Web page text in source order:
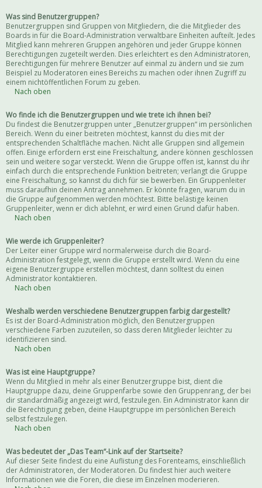
Was sind Benutzergruppen?
Benutzergruppen sind Gruppen von Mitgliedern, die die Mitglieder des
Boards in für die Board-Administration verwaltbare Einheiten aufteilt. Jedes
Mitglied kann mehreren Gruppen angehören und jeder Gruppe können
Berechtigungen zugeteilt werden. Dies erleichtert es den Administratoren,
Berechtigungen für mehrere Benutzer auf einmal zu ändern und sie zum
Beispiel zu Moderatoren eines Bereichs zu machen oder ihnen Zugriff zu
einem nichtöffentlichen Forum zu geben.
Nach oben
Wo finde ich die Benutzergruppen und wie trete ich ihnen bei?
Du findest die Benutzergruppen unter „Benutzergruppen“ im persönlichen
Bereich. Wenn du einer beitreten möchtest, kannst du dies mit der
entsprechenden Schaltfläche machen. Nicht alle Gruppen sind allgemein
offen. Einige erfordern erst eine Freischaltung, andere können geschlossen
sein und weitere sogar versteckt. Wenn die Gruppe offen ist, kannst du ihr
einfach durch die entsprechende Funktion beitreten; verlangt die Gruppe
eine Freischaltung, so kannst du dich für sie bewerben. Ein Gruppenleiter
muss daraufhin deinen Antrag annehmen. Er könnte fragen, warum du in
die Gruppe aufgenommen werden möchtest. Bitte belästige keinen
Gruppenleiter, wenn er dich ablehnt, er wird einen Grund dafür haben.
Nach oben
Wie werde ich Gruppenleiter?
Der Leiter einer Gruppe wird normalerweise durch die Board-
Administration festgelegt, wenn die Gruppe erstellt wird. Wenn du eine
eigene Benutzergruppe erstellen möchtest, dann solltest du einen
Administrator kontaktieren.
Nach oben
Weshalb werden verschiedene Benutzergruppen farbig dargestellt?
Es ist der Board-Administration möglich, den Benutzergruppen
verschiedene Farben zuzuteilen, so dass deren Mitglieder leichter zu
identifizieren sind.
Nach oben
Was ist eine Hauptgruppe?
Wenn du Mitglied in mehr als einer Benutzergruppe bist, dient die
Hauptgruppe dazu, deine Gruppenfarbe sowie den Gruppenrang, der bei
dir standardmäßig angezeigt wird, festzulegen. Ein Administrator kann dir
die Berechtigung geben, deine Hauptgruppe im persönlichen Bereich
selbst festzulegen.
Nach oben
Was bedeutet der „Das Team“-Link auf der Startseite?
Auf dieser Seite findest du eine Auflistung des Forenteams, einschließlich
der Administratoren, der Moderatoren. Du findest hier auch weitere
Informationen wie die Foren, die diese im Einzelnen moderieren.